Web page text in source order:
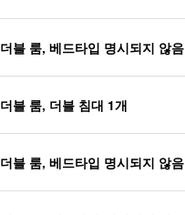
더블 룸, 베드타입 명시되지 않음
더블 룸, 더블 침대 1개
더블 룸, 베드타입 명시되지 않음